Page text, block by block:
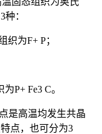
：
织为F+ P；
为P+ Fe3 C。
是高温均发生共晶
点，也可分为3